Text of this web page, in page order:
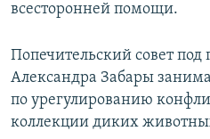
всесторонней помощи.
Попечительский совет под
Александра Забары
по урегулированию
коллекции диких